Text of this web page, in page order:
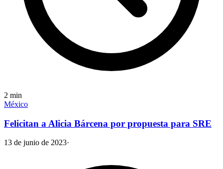
2 min
México
Felicitan a Alicia Bárcena por propuesta para SRE
13 de junio de 2023·